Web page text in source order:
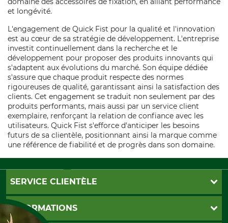
et longévité.
L'engagement de Quick Fist pour la qualité et l'innovation
est au cœur de sa stratégie de développement. L'entreprise
investit continuellement dans la recherche et le
développement pour proposer des produits innovants qui
s'adaptent aux évolutions du marché. Son équipe dédiée
s'assure que chaque produit respecte des normes
rigoureuses de qualité, garantissant ainsi la satisfaction des
clients. Cet engagement se traduit non seulement par des
produits performants, mais aussi par un service client
exemplaire, renforçant la relation de confiance avec les
utilisateurs. Quick Fist s'efforce d'anticiper les besoins
futurs de sa clientèle, positionnant ainsi la marque comme
une référence de fiabilité et de progrès dans son domaine.
SERVICE CLIENTÈLE
Foire aux questions
Abonnement à la newsletter
INFORMATIONS